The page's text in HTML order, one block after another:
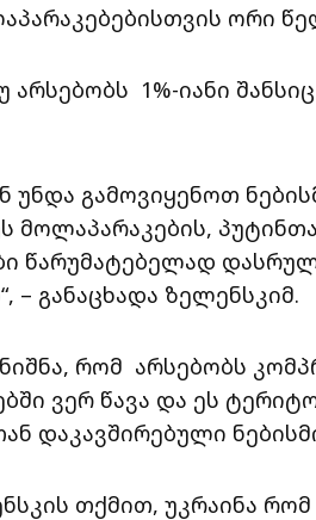
ორი
არსებობს 1%-იანი
უნდა გამოვიყენოთ
მოლაპარაკების,
წარუმატებელად
– განაცხადა ზელენსკიმ.
რომ არსებობს
ვერ წავა და ეს
დაკავშირებული
თქმით, უკრაინა